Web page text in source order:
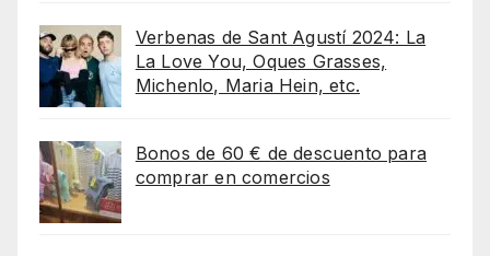
Verbenas de Sant Agustí 2024: La
La Love You, Oques Grasses,
Michenlo, Maria Hein, etc.
Bonos de 60 € de descuento para
comprar en comercios